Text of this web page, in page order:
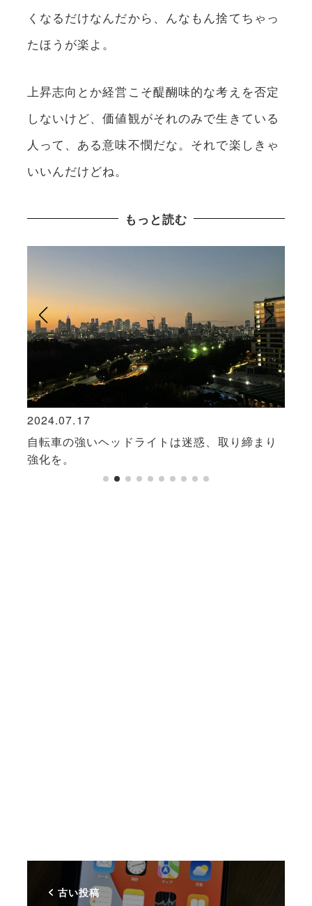
くなるだけなんだから、んなもん捨てちゃっ
たほうが楽よ。
上昇志向とか経営こそ醍醐味的な考えを否定
しないけど、価値観がそれのみで生きている
人って、ある意味不憫だな。それで楽しきゃ
いいんだけどね。
もっと読む
2024.07.17
自転車の強いヘッドライトは迷惑、取り締まり
強化を。
古い投稿